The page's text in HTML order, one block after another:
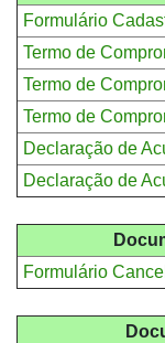
Formulário
Termo de
Termo de
Termo de
Declaração de
Declaração de
Formulário